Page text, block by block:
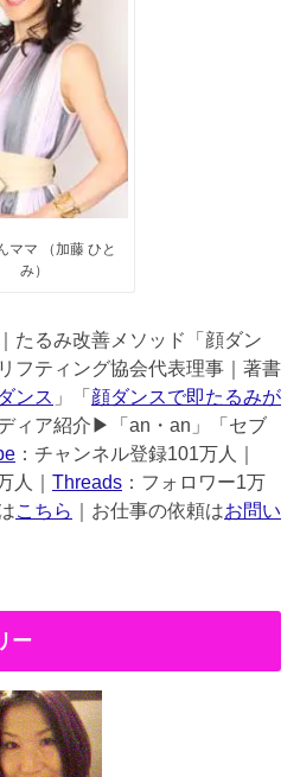
ママ （加藤 ひと
み）
たるみ改善メソッド「顔ダン
フティング協会代表理事｜著書
ンス 」「 顔ダンスで即たるみが
ィア紹介▶︎「an・an」「セブ
：チャンネル登録101万人｜
人｜ Threads ：フォロワー1万
こちら ｜お仕事の依頼はお問い
ー